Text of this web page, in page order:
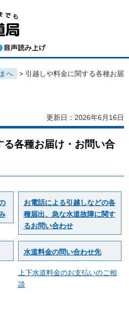
へ
> 引越しや料金に関する各種お届
更新日：2026年6月16日
る各種お届け・お問い合
お電話による引越しなどの各
種届出、急な水道故障に関す
るお問い合わせ
水道料金の問い合わせ先
上下水道料金のお支払いのご相
談